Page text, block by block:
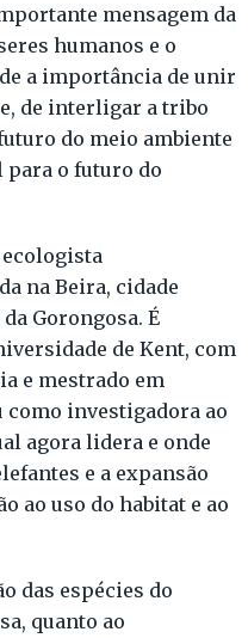
mensagem da
humanos e o
a importância de unir
de interligar a tribo
do meio ambiente
para o futuro do
ecologista
na Beira, cidade
Gorongosa. É
de Kent, com
e mestrado em
como investigadora ao
agora lidera e onde
e a expansão
ao uso do habitat e ao
das espécies do
quanto ao